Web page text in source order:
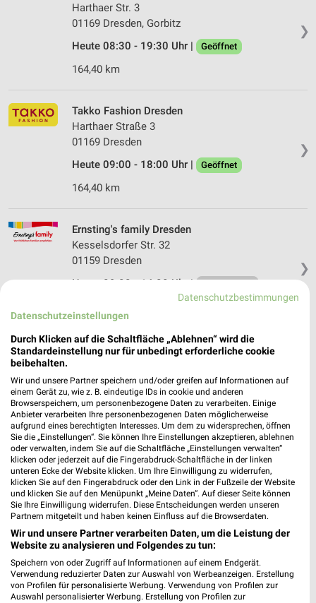
❯
Harthaer Str. 3
01169 Dresden, Gorbitz
Heute 08:30 - 19:30 Uhr |
Geöffnet
164,40 km
❯
Takko Fashion Dresden
Harthaer Straße 3
01169 Dresden
Heute 09:00 - 18:00 Uhr |
Geöffnet
164,40 km
❯
Ernsting's family Dresden
Kesselsdorfer Str. 32
01159 Dresden
Heute 09:00 - 14:00 Uhr |
Apollo Dresden
01159 Dresden
Heute 09:00 - 13:00 Uhr | Geschlossen
165,38 km
NKD Dresden
Kesselsdorfer Str. 16
01159 Dresden
Heute 09:00 - 16:00 Uhr | Geöffnet
165,38 km • Angebote: 2 Prospekte
Pepco Dresden
Datenschutzbestimmungen
Datenschutzeinstellungen
Durch Klicken auf die Schaltfläche „Ablehnen“ wird die
Standardeinstellung nur für unbedingt erforderliche cookie
beibehalten.
Wir und unsere Partner speichern und/oder greifen auf Informationen auf
einem Gerät zu, wie z. B. eindeutige IDs in cookie und anderen
Browserspeichern, um personenbezogene Daten zu verarbeiten. Einige
Anbieter verarbeiten Ihre personenbezogenen Daten möglicherweise
aufgrund eines berechtigten Interesses. Um dem zu widersprechen, öffnen
Sie die „Einstellungen“. Sie können Ihre Einstellungen akzeptieren, ablehnen
oder verwalten, indem Sie auf die Schaltfläche „Einstellungen verwalten“
klicken oder jederzeit auf die Fingerabdruck-Schaltfläche in der linken
unteren Ecke der Website klicken. Um Ihre Einwilligung zu widerrufen,
klicken Sie auf den Fingerabdruck oder den Link in der Fußzeile der Website
und klicken Sie auf den Menüpunkt „Meine Daten“. Auf dieser Seite können
Sie Ihre Einwilligung widerrufen. Diese Entscheidungen werden unseren
Partnern mitgeteilt und haben keinen Einfluss auf die Browserdaten.
Wir und unsere Partner verarbeiten Daten, um die Leistung der
Website zu analysieren und Folgendes zu tun:
Speichern von oder Zugriff auf Informationen auf einem Endgerät.
Verwendung reduzierter Daten zur Auswahl von Werbeanzeigen. Erstellung
von Profilen für personalisierte Werbung. Verwendung von Profilen zur
Auswahl personalisierter Werbung. Erstellung von Profilen zur